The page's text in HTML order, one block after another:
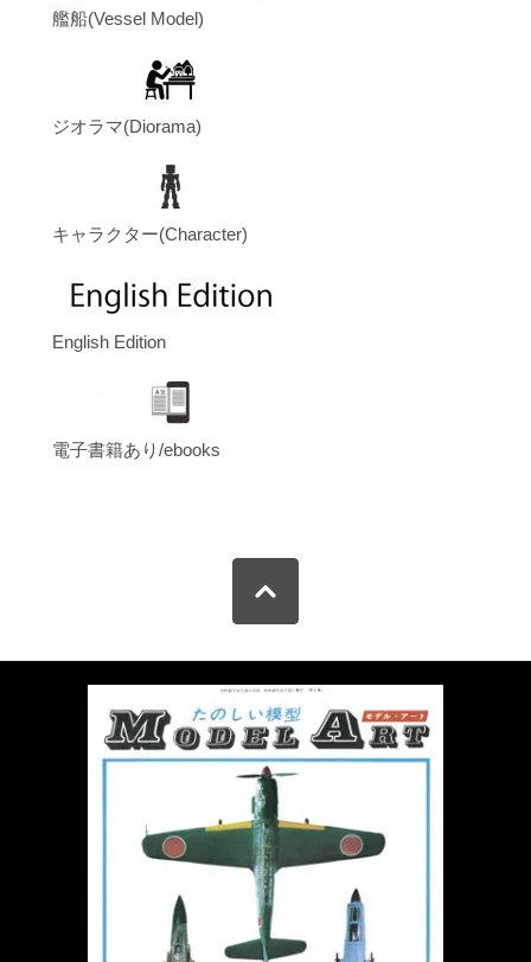
艦船(Vessel Model)
ジオラマ(Diorama)
キャラクター(Character)
English Edition
電子書籍あり/ebooks